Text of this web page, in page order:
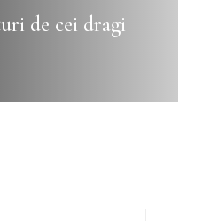
de cei dragi